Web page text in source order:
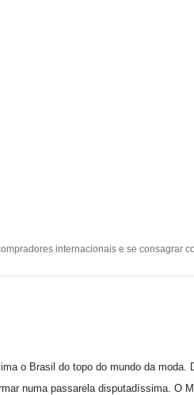
internacionais e se consagrar
o Brasil do topo do mundo da
numa passarela disputadíssima. O